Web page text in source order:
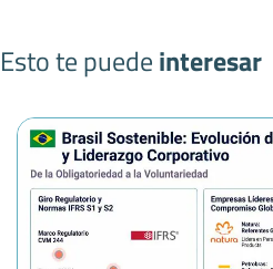
Esto te puedeinteresar